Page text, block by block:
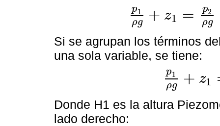
p1
ρg + z1 = p2
ρg
p1ρg z1=p 2ρg 2+H ;m
Si se agrupan los términos
una sola variable, se tiene:
p1
ρg + z1
p1ρg z1=H 1;m
Donde H1 es la altura
lado derecho: